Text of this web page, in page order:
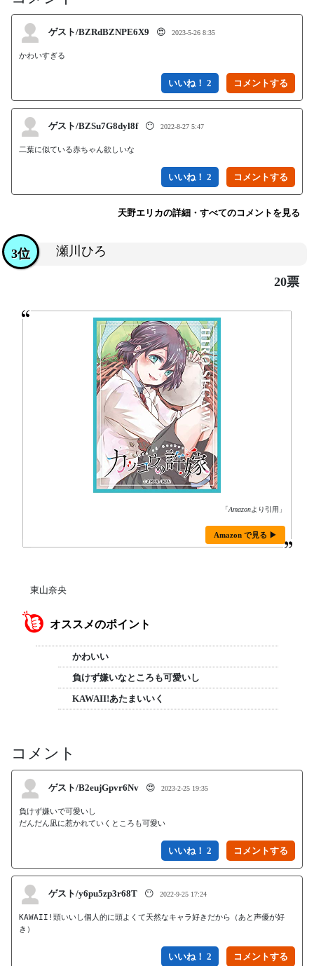
ゲスト/BZRdBZNPE6X9 😍 2023-5-26 8:35
かわいすぎる
いいね！ 2
ゲスト/BZSu7G8dyl8f 😶 2022-8-27 5:47
二葉に似ている赤ちゃん欲しいな
いいね！ 2
天野エリカの詳細・すべてのコメントを見る
瀬川ひろ
3位
20票
「Amazonより引用」
Amazon で見る ▶
東山奈央
オススメのポイント
かわいい
負けず嫌いなところも可愛いし
KAWAII!あたまいいく
コメント
ゲスト/B2eujGpvr6Nv 😍 2023-2-25 19:35
負けず嫌いで可愛いし
だんだん凪に惹かれていくところも可愛い
いいね！ 2
ゲスト/y6pu5zp3r68T 😶 2022-9-25 17:24
KAWAII!頭いいし個人的に頭よくて天然なキャラ好きだから（あと声優が好
き）
いいね！ 2